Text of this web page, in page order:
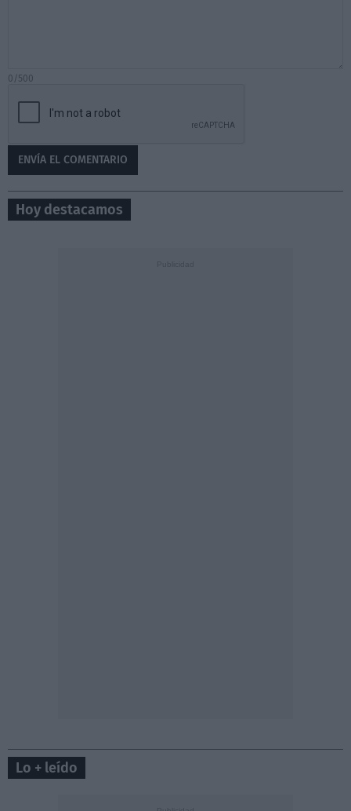
0/500
Hoy destacamos
Lo + leído